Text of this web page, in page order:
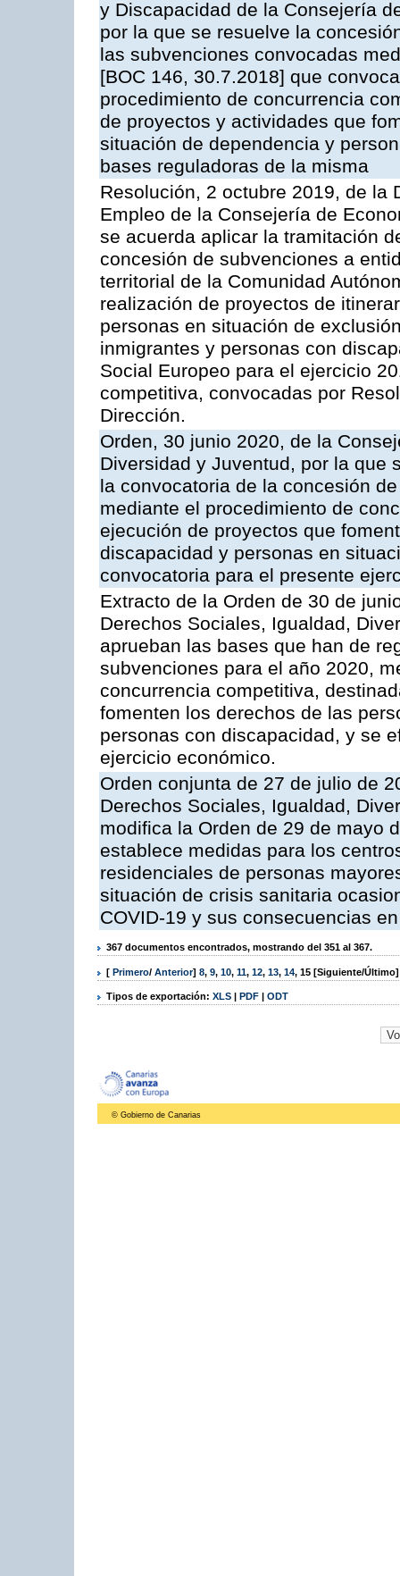
y Discapacidad de la Consejería
por la que se resuelve la
las subvenciones convocadas
[BOC 146, 30.7.2018] que
procedimiento de concurrencia
de proyectos y actividades que
situación de dependencia y
bases reguladoras de la misma
Resolución, 2 octubre 2019, de la
Empleo de la Consejería de
se acuerda aplicar la tramitación
concesión de subvenciones a
territorial de la Comunidad
realización de proyectos de
personas en situación de
inmigrantes y personas con
Social Europeo para el ejercicio
competitiva, convocadas por
Dirección.
Orden, 30 junio 2020, de la
Diversidad y Juventud, por la que
la convocatoria de la concesión
mediante el procedimiento de
ejecución de proyectos que
discapacidad y personas en
convocatoria para el presente
Extracto de la Orden de 30 de
Derechos Sociales, Igualdad,
aprueban las bases que han de
subvenciones para el año 2020,
concurrencia competitiva,
fomenten los derechos de las
personas con discapacidad, y se
ejercicio económico.
Orden conjunta de 27 de julio de
Derechos Sociales, Igualdad,
modifica la Orden de 29 de mayo
establece medidas para los
residenciales de personas
situación de crisis sanitaria
COVID-19 y sus consecuencias
367 documentos encontrados, mostrando del 351 al 367.
[ Primero/ Anterior] 8, 9, 10, 11, 12, 13, 14, 15 [Siguiente/Último]
Tipos de exportación: XLS | PDF | ODT
© Gobierno de Canarias